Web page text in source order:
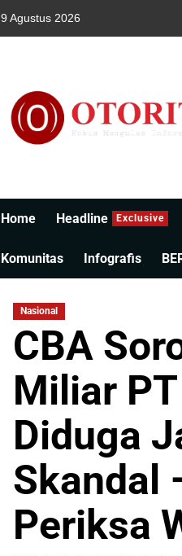
9 Agustus 2026
Home Headline Exclusive
Komunitas Infografis
Nasional
CBA
Miliar
Diduga
Skandal
Periksa